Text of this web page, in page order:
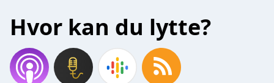
Hvor kan du lytte?